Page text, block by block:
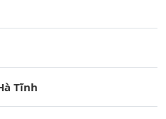
Tĩnh